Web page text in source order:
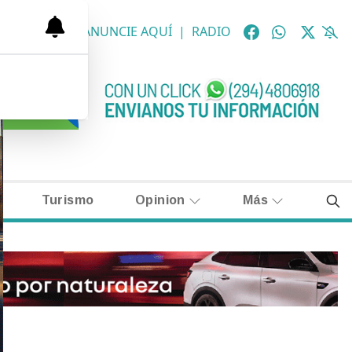
ANUNCIE AQUÍ | RADIO
Turismo Opinion Más